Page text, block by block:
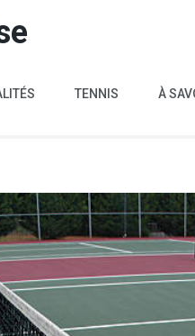
TENNIS À